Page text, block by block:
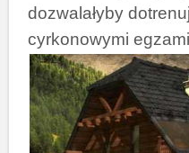
dozwalałyby
cyrkonowymi